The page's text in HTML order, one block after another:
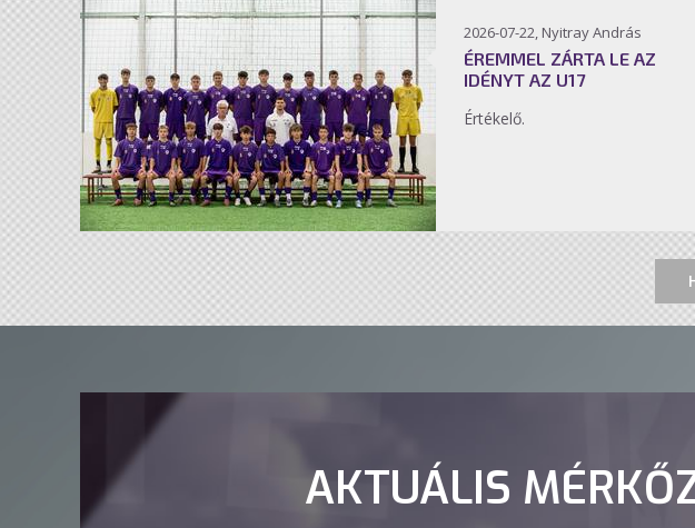
2026-07-22, Nyitray András
ÉREMMEL ZÁRTA LE AZ
IDÉNYT AZ U17
Értékelő.
AKTUÁLIS